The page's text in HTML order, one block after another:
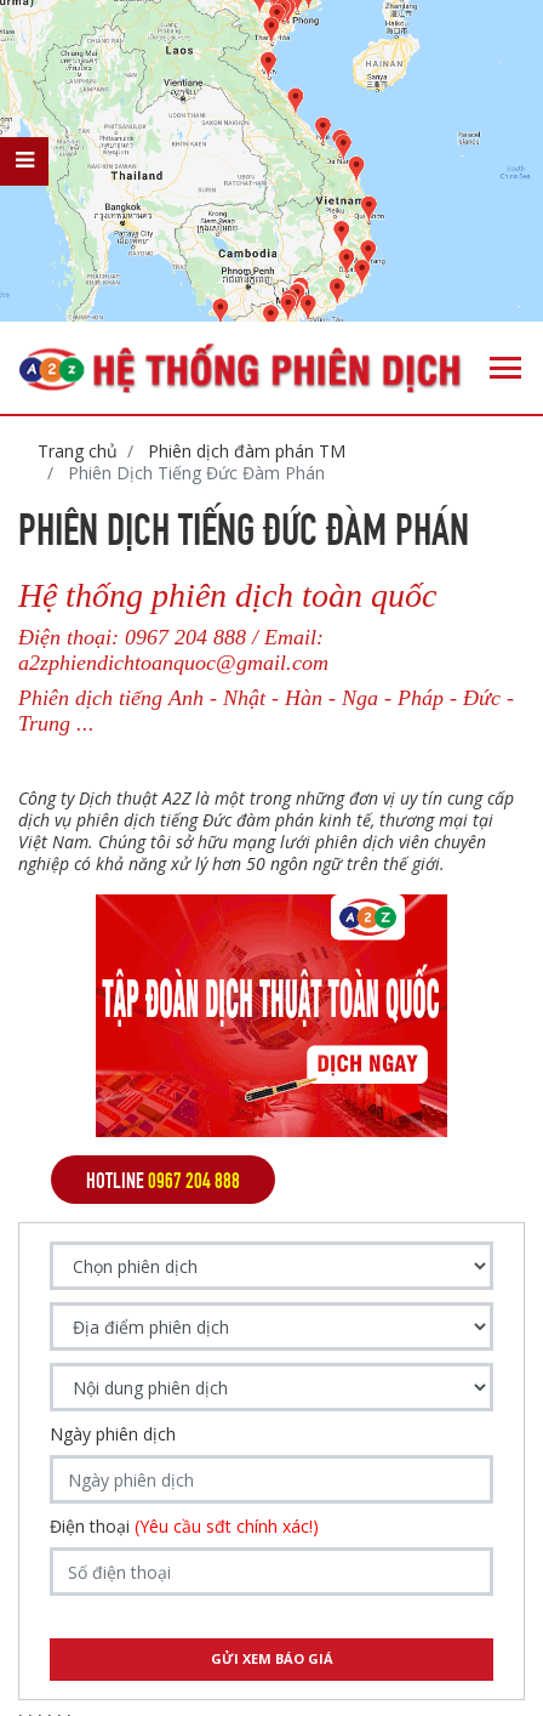
Trang chủ
Phiên dịch đàm phán TM
Phiên Dịch Tiếng Đức Đàm Phán
PHIÊN DỊCH TIẾNG ĐỨC ĐÀM PHÁN
Hệ thống phiên dịch toàn quốc
Điện thoại: 0967 204 888 / Email:
a2zphiendichtoanquoc@gmail.com
Phiên dịch tiếng Anh - Nhật - Hàn - Nga - Pháp - Đức -
Trung ...
Công ty Dịch thuật A2Z là một trong những đơn vị uy tín cung cấp
dịch vụ phiên dịch tiếng Đức đàm phán kinh tế, thương mại tại
Việt Nam. Chúng tôi sở hữu mạng lưới phiên dịch viên chuyên
nghiệp có khả năng xử lý hơn 50 ngôn ngữ trên thế giới.
HOTLINE0967 204 888
Ngày phiên dịch
Điện thoại (Yêu cầu sđt chính xác!)
, , , , , ,